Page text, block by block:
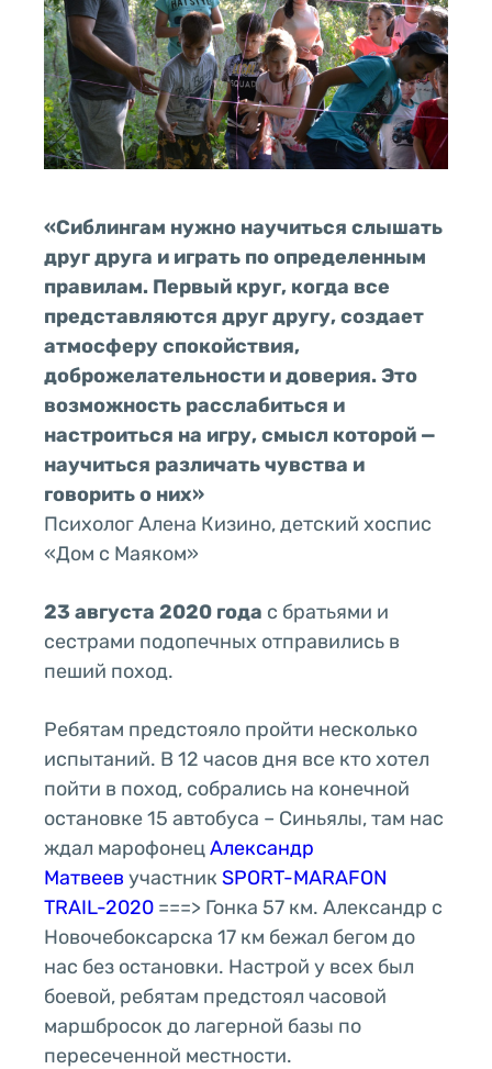
«Сиблингам нужно научиться слышать
друг друга и играть по определенным
правилам. Первый круг, когда все
представляются друг другу, создает
атмосферу спокойствия,
доброжелательности и доверия. Это
возможность расслабиться и
настроиться на игру, смысл которой —
научиться различать чувства и
говорить о них»
Психолог Алена Кизино, детский хоспис
«Дом с Маяком»
23 августа 2020 года с братьями и
сестрами подопечных отправились в
пеший поход.
Ребятам предстояло пройти несколько
испытаний. В 12 часов дня все кто хотел
пойти в поход, собрались на конечной
остановке 15 автобуса – Синьялы, там нас
ждал марофонецАлександр
Матвеев участник SPORT-MARAFON
TRAIL-2020 ===> Гонка 57 км. Александр с
Новочебоксарска 17 км бежал бегом до
нас без остановки. Настрой у всех был
боевой, ребятам предстоял часовой
маршбросок до лагерной базы по
пересеченной местности.